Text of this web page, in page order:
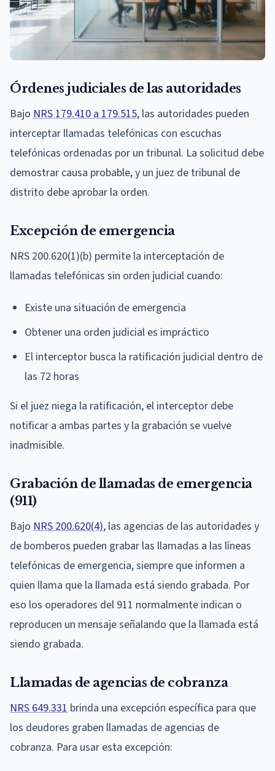
Órdenes judiciales de las autoridades
Bajo NRS 179.410 a 179.515, las autoridades pueden
interceptar llamadas telefónicas con escuchas
telefónicas ordenadas por un tribunal. La solicitud debe
demostrar causa probable, y un juez de tribunal de
distrito debe aprobar la orden.
Excepción de emergencia
NRS 200.620(1)(b) permite la interceptación de
llamadas telefónicas sin orden judicial cuando:
Existe una situación de emergencia
Obtener una orden judicial es impráctico
El interceptor busca la ratificación judicial dentro de
las 72 horas
Si el juez niega la ratificación, el interceptor debe
notificar a ambas partes y la grabación se vuelve
inadmisible.
Grabación de llamadas de emergencia
(911)
Bajo NRS 200.620(4), las agencias de las autoridades y
de bomberos pueden grabar las llamadas a las líneas
telefónicas de emergencia, siempre que informen a
quien llama que la llamada está siendo grabada. Por
eso los operadores del 911 normalmente indican o
reproducen un mensaje señalando que la llamada está
siendo grabada.
Llamadas de agencias de cobranza
NRS 649.331 brinda una excepción específica para que
los deudores graben llamadas de agencias de
cobranza. Para usar esta excepción: